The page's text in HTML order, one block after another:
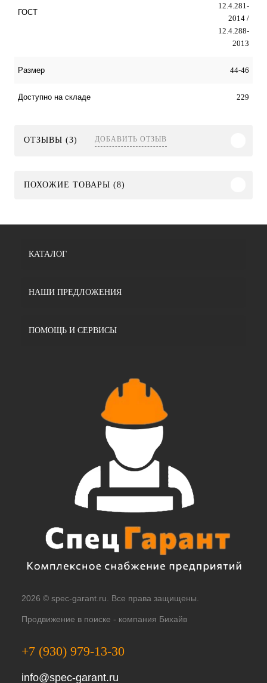
ГОСТ
12.4.281-
2014 /
12.4.288-
2013
Размер 44-46
Доступно на складе 229
ОТЗЫВЫ (3) ДОБАВИТЬ ОТЗЫВ
ПОХОЖИЕ ТОВАРЫ (8)
КАТАЛОГ
НАШИ ПРЕДЛОЖЕНИЯ
ПОМОЩЬ И СЕРВИСЫ
2026 © spec-garant.ru. Все права защищены.
Продвижение в поиске - компания Бихайв
+7 (930) 979-13-30
info@spec-garant.ru